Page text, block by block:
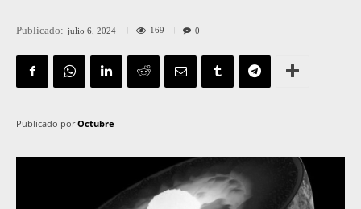
Publicado: julio 6, 2024 169 0
Publicado por Octubre